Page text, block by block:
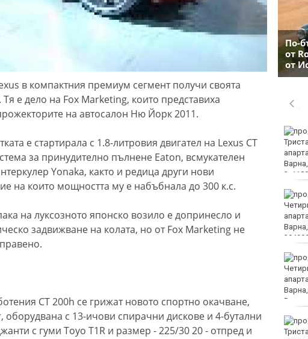
в компактния премиум сегмент получи своята
е дело на Fox Marketing, които представиха
на автосалон Ню Йорк 2011.
е стартирала с 1.8-литровия двигател на Lexus CT
за принудително пълнене Eaton, всмукателен
Yonaka, както и редица други нови
на които мощността му е набъбнала до 300 к.с.
на луксозното японско возило е допринесло и
задвижване на колата, но от Fox Marketing не
CT 200h се грижат новото спортно окачване,
оборудвана с 13-ичови спирачни дискове и 4-бутални
с гуми Toyo T1R и размер - 225/30 20 - отпред и
По-
от
от
ще пеят за варненци на
Аварии оставят без
Фестивал на етносите
завладява Варна днес и